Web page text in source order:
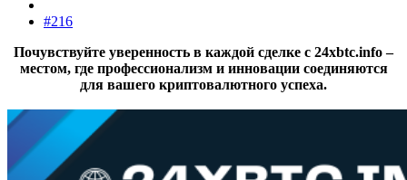
#216
Почувствуйте уверенность в каждой сделке с 24xbtc.info –
местом, где профессионализм и инновации соединяются
для вашего криптовалютного успеха.